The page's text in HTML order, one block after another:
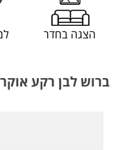
הצגה בחדר
ברוש לבן רקע